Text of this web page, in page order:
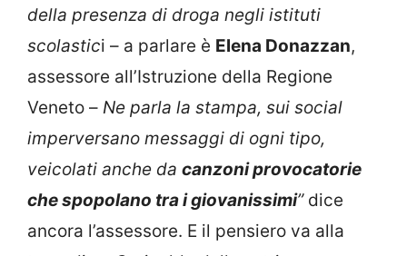
della presenza di droga negli istituti
scolastici – a parlare è Elena Donazzan,
assessore all’Istruzione della Regione
Veneto – Ne parla la stampa, sui social
imperversano messaggi di ogni tipo,
veicolati anche da canzoni provocatorie
che spopolano tra i giovanissimi” dice
ancora l’assessore. E il pensiero va alla